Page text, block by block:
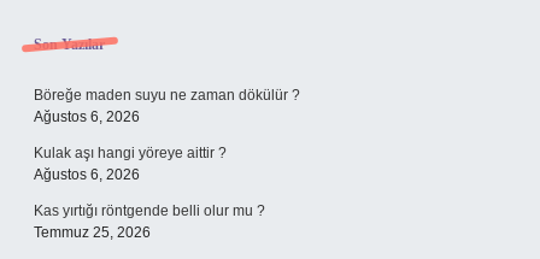
Sidebar
Son Yazılar
Böreğe maden suyu ne zaman dökülür ?
Ağustos 6, 2026
Kulak aşı hangi yöreye aittir ?
Ağustos 6, 2026
Kas yırtığı röntgende belli olur mu ?
Temmuz 25, 2026